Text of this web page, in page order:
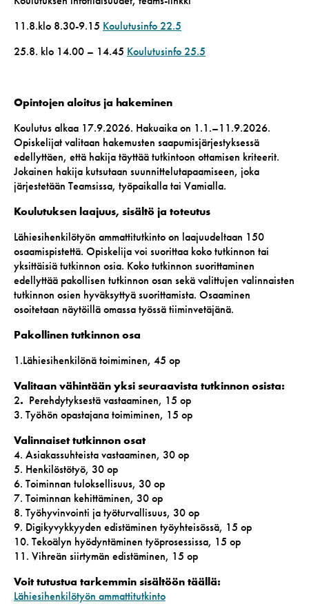
11.8.klo 8.30-9.15 Koulutusinfo 22.5
25.8. klo 14.00 – 14.45 Koulutusinfo 25.5
Opintojen aloitus ja hakeminen
Koulutus alkaa 17.9.2026. Hakuaika on 1.1.–11.9.2026.
Opiskelijat valitaan hakemusten saapumisjärjestyksessä
edellyttäen, että hakija täyttää tutkintoon ottamisen kriteerit.
Jokainen hakija kutsutaan suunnittelutapaamiseen, joka
järjestetään Teamsissa, työpaikalla tai Vamialla.
Koulutuksen laajuus, sisältö ja toteutus
Lähiesihenkilötyön ammattitutkinto on laajuudeltaan 150
osaamispistettä. Opiskelija voi suorittaa koko tutkinnon tai
yksittäisiä tutkinnon osia. Koko tutkinnon suorittaminen
edellyttää pakollisen tutkinnon osan sekä valittujen valinnaisten
tutkinnon osien hyväksyttyä suorittamista. Osaaminen
osoitetaan näytöillä omassa työssä tiiminvetäjänä.
Pakollinen tutkinnon osa
1.Lähiesihenkilönä toimiminen, 45 op
Valitaan vähintään yksi seuraavista tutkinnon osista:
2. Perehdytyksestä vastaaminen, 15 op
3. Työhön opastajana toimiminen, 15 op
Valinnaiset tutkinnon osat
4. Asiakassuhteista vastaaminen, 30 op
5. Henkilöstötyö, 30 op
6. Toiminnan tuloksellisuus, 30 op
7. Toiminnan kehittäminen, 30 op
8. Työhyvinvointi ja työturvallisuus, 30 op
9. Digikyvykkyyden edistäminen työyhteisössä, 15 op
10. Tekoälyn hyödyntäminen työprosessissa, 15 op
11. Vihreän siirtymän edistäminen, 15 op
Voit tutustua tarkemmin sisältöön täällä:
Lähiesihenkilötyön ammattitutkinto